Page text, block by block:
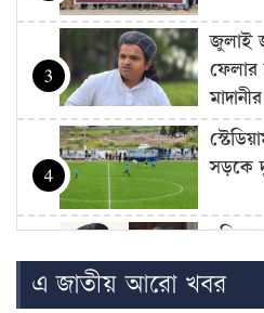
3
জুলাই
মাদানীর
4
সড়কে
5
শিশির
এ জাতীয় আরো খবর